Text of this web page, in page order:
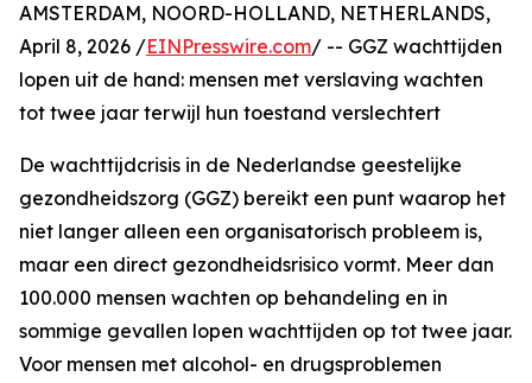
AMSTERDAM, NOORD-HOLLAND, NETHERLANDS,
April 8, 2026 /EINPresswire.com/ -- GGZ wachttijden
lopen uit de hand: mensen met verslaving wachten
tot twee jaar terwijl hun toestand verslechtert
De wachttijdcrisis in de Nederlandse geestelijke
gezondheidszorg (GGZ) bereikt een punt waarop het
niet langer alleen een organisatorisch probleem is,
maar een direct gezondheidsrisico vormt. Meer dan
100.000 mensen wachten op behandeling en in
sommige gevallen lopen wachttijden op tot twee jaar.
Voor mensen met alcohol- en drugsproblemen